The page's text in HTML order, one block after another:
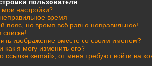
пользователя
настройки?
время!
пояс, но время всё равно неправильное!
списке!
изображение вместе со своим именем?
как я могу изменить его?
ссылке «email», от меня требуют войти на